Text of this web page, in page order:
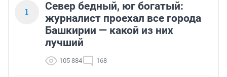
1
Север бедный, юг богатый:
журналист проехал все города
Башкирии — какой из них
лучший
105 884 168